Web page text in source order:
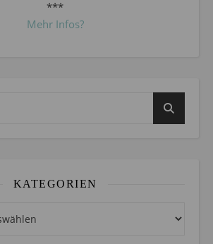
***
Mehr Infos?
KATEGORIEN